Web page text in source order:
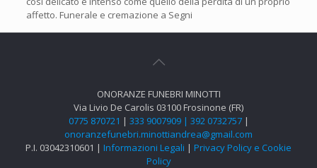
affetto. Funerale e cremazione a Segni
ONORANZE FUNEBRI MINOTTI
Via Livio De Carolis 03100 Frosinone (FR)
0775 870721 | 333 9007909 | 392 0732757 |
onoranzefunebri.minottiandrea@gmail.com
P.I. 03042310601 | Informazioni Legali | Privacy Policy e Cookie
Policy